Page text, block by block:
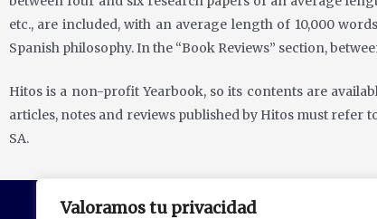
Valoramos tu privacidad
etc., are included, with an average length of 10,000
Spanish philosophy. In the “Book Reviews” section,
Hitos is a non-profit Yearbook, so its contents are
articles, notes and reviews published by Hitos must refer
SA.